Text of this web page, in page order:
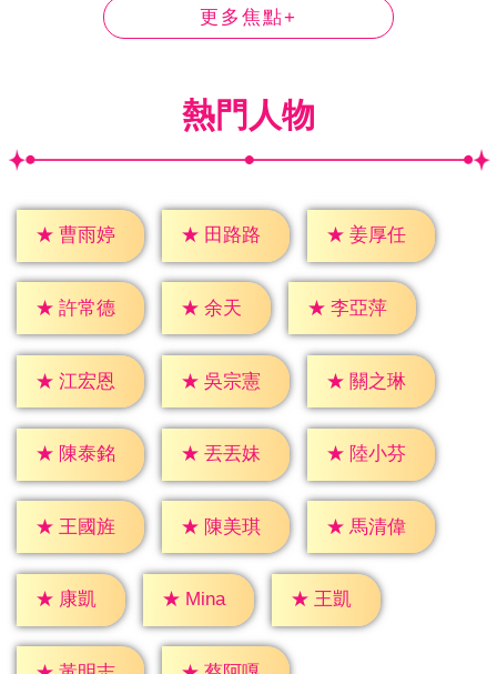
更多焦點+
熱門人物
★ 曹雨婷 ★ 田路路 ★ 姜厚任
★ 許常德 ★ 余天 ★ 李亞萍
★ 江宏恩 ★ 吳宗憲 ★ 關之琳
★ 陳泰銘 ★ 丟丟妹 ★ 陸小芬
★ 王國旌 ★ 陳美琪 ★ 馬清偉
★ 康凱 ★ Mina ★ 王凱